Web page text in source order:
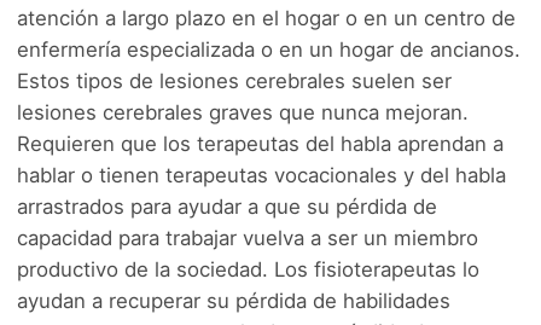
atención a largo plazo en el hogar o en un centro de
enfermería especializada o en un hogar de ancianos.
Estos tipos de lesiones cerebrales suelen ser
lesiones cerebrales graves que nunca mejoran.
Requieren que los terapeutas del habla aprendan a
hablar o tienen terapeutas vocacionales y del habla
arrastrados para ayudar a que su pérdida de
capacidad para trabajar vuelva a ser un miembro
productivo de la sociedad. Los fisioterapeutas lo
ayudan a recuperar su pérdida de habilidades